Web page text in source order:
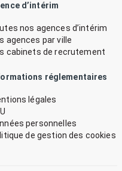
d’intérim
nos agences d’intérim
agences par ville
cabinets de recrutement
réglementaires
légales
personnelles
de gestion des cookies